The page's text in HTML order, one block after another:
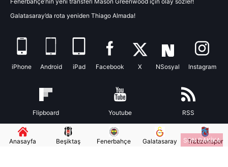
almak için lütfen
SON DAKİKA
Galatasaray’da rota yeniden Thiago Almada!
iPhone Android iPad Facebook X NSosyal Instagram
Flipboard Youtube RSS
Anasayfa Beşiktaş Fenerbahçe Galatasaray Trabzonspor